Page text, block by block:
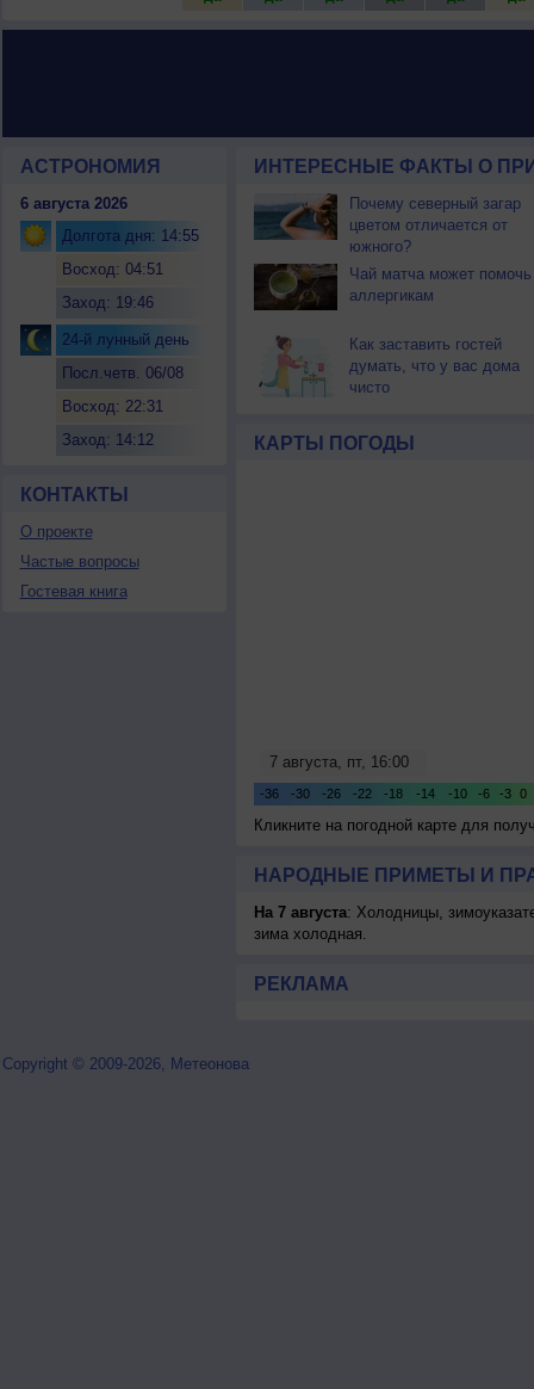
АСТРОНОМИЯ
6 августа 2026
Долгота дня: 14:55
Восход: 04:51
Заход: 19:46
24-й лунный день
Посл.четв. 06/08
Восход: 22:31
Заход: 14:12
КОНТАКТЫ
О проекте
Частые вопросы
Гостевая книга
ИНТЕРЕСНЫЕ ФАКТЫ О
Почему северный загар
цветом отличается от
южного?
Чай матча может помочь
аллергикам
Как заставить гостей
думать, что у вас дома
чисто
КАРТЫ ПОГОДЫ
Кликните на погодной карте для
НАРОДНЫЕ ПРИМЕТЫ И
На 7 августа: Холодницы,
зима холодная.
РЕКЛАМА
Copyright © 2009-2026, Метеонова